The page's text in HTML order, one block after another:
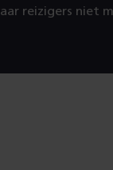
reizigers niet